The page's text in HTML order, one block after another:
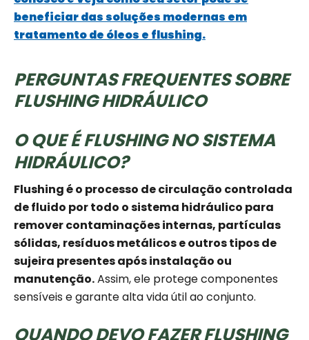
beneficiar das soluções modernas em
tratamento de óleos e flushing.
PERGUNTAS FREQUENTES SOBRE
FLUSHING HIDRÁULICO
O QUE É FLUSHING NO SISTEMA
HIDRÁULICO?
Flushing é o processo de circulação controlada
de fluido por todo o sistema hidráulico para
remover contaminações internas, partículas
sólidas, resíduos metálicos e outros tipos de
sujeira presentes após instalação ou
manutenção.Assim, ele protege componentes
sensíveis e garante alta vida útil ao conjunto.
QUANDO DEVO FAZER FLUSHING